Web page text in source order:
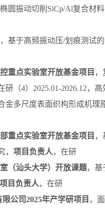
圆振动切削SiCp/Al复合材
，基于高频振动压/划痕测试
重点实验室开放基金项目 ，
研（4）2025.01-2026.12，
金多尺度表面织构形成机理
重点实验室开放基金项目 ，
， 项目负责人，在研
（汕头大学）开放课题，基
项目负责人，在研
公司2025年产学研项目 ，